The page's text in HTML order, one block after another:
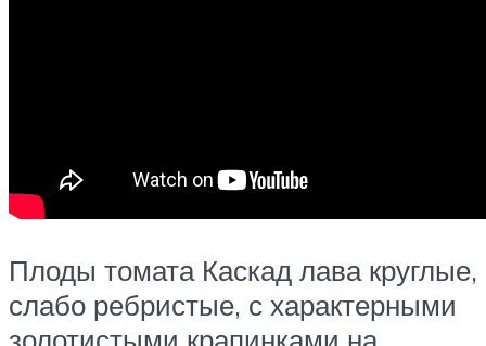
Плоды томата Каскад лава круглые,
слабо ребристые, с характерными